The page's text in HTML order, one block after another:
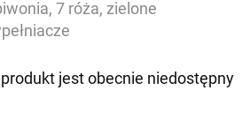
7 róża, zielone
jest obecnie niedostępny